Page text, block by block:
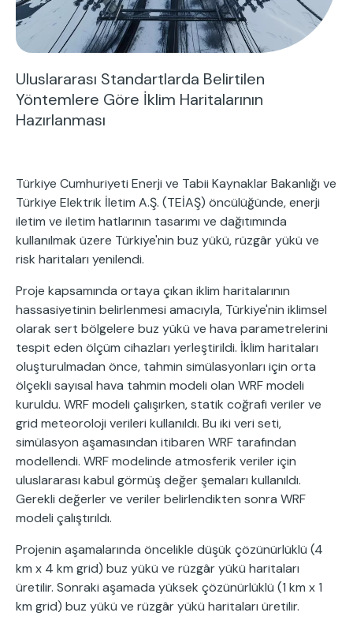
Uluslararası Standartlarda Belirtilen
Yöntemlere Göre İklim Haritalarının
Hazırlanması
Türkiye Cumhuriyeti Enerji ve Tabii Kaynaklar Bakanlığı ve
Türkiye Elektrik İletim A.Ş. (TEİAŞ) öncülüğünde, enerji
iletim ve iletim hatlarının tasarımı ve dağıtımında
kullanılmak üzere Türkiye'nin buz yükü, rüzgâr yükü ve
risk haritaları yenilendi.
Proje kapsamında ortaya çıkan iklim haritalarının
hassasiyetinin belirlenmesi amacıyla, Türkiye'nin iklimsel
olarak sert bölgelere buz yükü ve hava parametrelerini
tespit eden ölçüm cihazları yerleştirildi. İklim haritaları
oluşturulmadan önce, tahmin simülasyonları için orta
ölçekli sayısal hava tahmin modeli olan WRF modeli
kuruldu. WRF modeli çalışırken, statik coğrafi veriler ve
grid meteoroloji verileri kullanıldı. Bu iki veri seti,
simülasyon aşamasından itibaren WRF tarafından
modellendi. WRF modelinde atmosferik veriler için
uluslararası kabul görmüş değer şemaları kullanıldı.
Gerekli değerler ve veriler belirlendikten sonra WRF
modeli çalıştırıldı.
Projenin aşamalarında öncelikle düşük çözünürlüklü (4
km x 4 km grid) buz yükü ve rüzgâr yükü haritaları
üretilir. Sonraki aşamada yüksek çözünürlüklü (1 km x 1
km grid) buz yükü ve rüzgâr yükü haritaları üretilir.